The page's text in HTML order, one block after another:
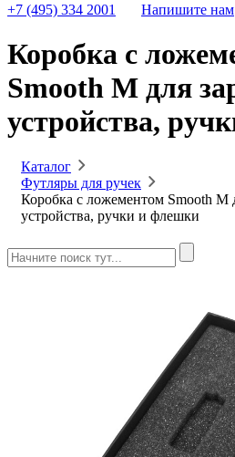
+7 (495) 334 2001
Напишите нам
Коробка с
Smooth M для
устройства,
Каталог
Футляры для ручек
Коробка с ложементом Smooth M
устройства, ручки и флешки